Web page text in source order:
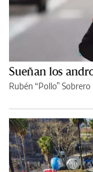
Sueñan los
Rubén “Pollo” Sobrero